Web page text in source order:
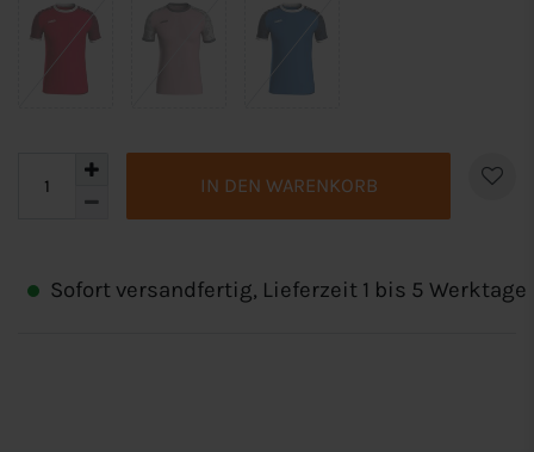
IN DEN WARENKORB
Sofort versandfertig, Lieferzeit 1 bis 5 Werktage